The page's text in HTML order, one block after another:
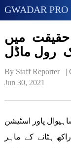
GWADAR PRO
حقیقت میں
رول ماڈل
By Staff Reporter   |
Jun 30, 2021
پاور اسٹیشن
ہٹانے کے ماہر